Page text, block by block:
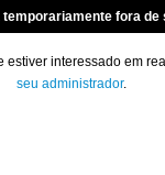
temporariamente fora de
estiver interessado em
seu administrador.